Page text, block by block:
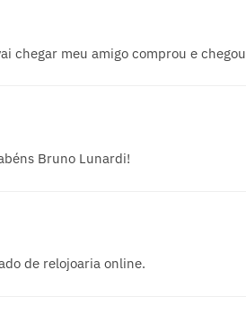
chegar meu amigo comprou e chegou
Bruno Lunardi!
de relojoaria online.